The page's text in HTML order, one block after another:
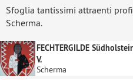
Sfoglia tantissimi attraenti
Scherma.
FECHTERGILDE
V.
Scherma